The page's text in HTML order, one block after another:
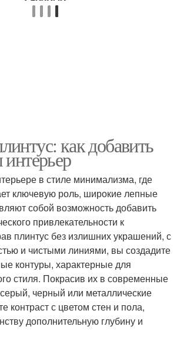
Плинтус для скрытия
Плинтус с деревянным
паркетом
Материалы для
плинтуса
как добавить
в стиле минимализма, где
ключевую роль, широкие лепные
собой возможность добавить
привлекательности к
плинтус без излишних украшений, с
и чистыми линиями, вы создадите
контуры, характерные для
стиля. Покрасив их в современные
серый, черный или металлические
контраст с цветом стен и пола,
дополнительную глубину и